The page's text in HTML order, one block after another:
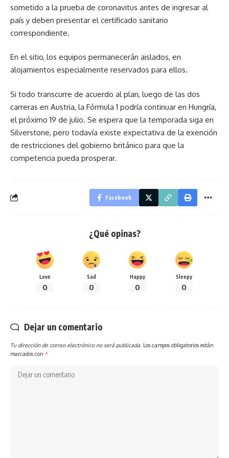
sometido a la prueba de coronavitus antes de ingresar al
país y deben presentar el certificado sanitario
correspondiente.
En el sitio, los equipos permanecerán aislados, en
alojamientos especialmente reservados para ellos.
Si todo transcurre de acuerdo al plan, luego de las dos
carreras en Austria, la Fórmula 1 podría continuar en Hungría,
el próximo 19 de julio. Se espera que la temporada siga en
Silverstone, pero todavía existe expectativa de la exención
de restricciones del gobierno británico para que la
competencia pueda prosperar.
Facebook
¿Qué opinas?
Love
0
Sad
0
Happy
0
Sleepy
0
Dejar un comentario
Tu dirección de correo electrónico no será publicada. Los campos obligatorios están
marcados con *